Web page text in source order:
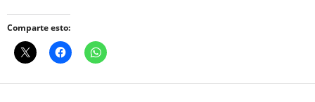
Comparte esto: